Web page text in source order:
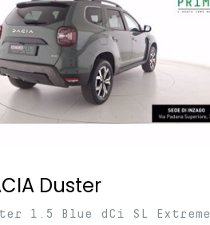
Duster
1.5 Blue dCi SL Extreme